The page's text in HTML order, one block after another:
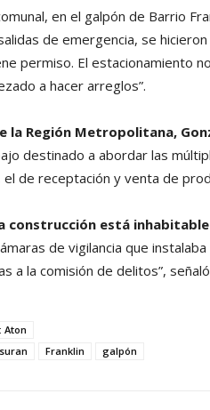
en el galpón de Barrio
de emergencia, se
permiso. El estacionamiento
a hacer arreglos”.
la Región Metropolitana,
destinado a abordar las
de receptación y venta de
construcción está
de vigilancia que
a la comisión de delitos”,
Aton
Franklin galpón